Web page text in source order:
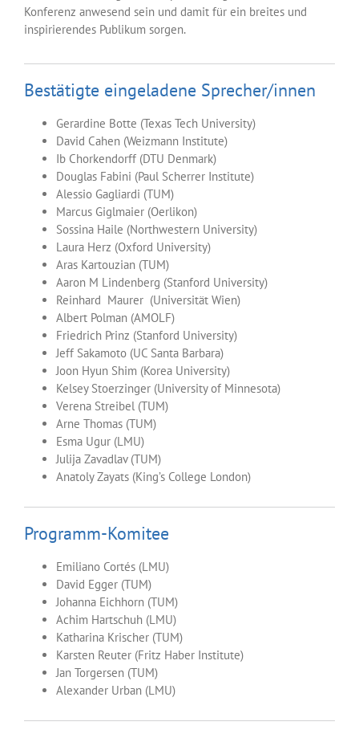
Konferenz anwesend sein und damit für ein breites und
inspirierendes Publikum sorgen.
Bestätigte eingeladene Sprecher/innen
Gerardine Botte (Texas Tech University)
David Cahen (Weizmann Institute)
Ib Chorkendorff (DTU Denmark)
Douglas Fabini (Paul Scherrer Institute)
Alessio Gagliardi (TUM)
Marcus Giglmaier (Oerlikon)
Sossina Haile (Northwestern University)
Laura Herz (Oxford University)
Aras Kartouzian (TUM)
Aaron M Lindenberg (Stanford University)
Reinhard Maurer (Universität Wien)
Albert Polman (AMOLF)
Friedrich Prinz (Stanford University)
Jeff Sakamoto (UC Santa Barbara)
Joon Hyun Shim (Korea University)
Kelsey Stoerzinger (University of Minnesota)
Verena Streibel (TUM)
Arne Thomas (TUM)
Esma Ugur (LMU)
Julija Zavadlav (TUM)
Anatoly Zayats (King’s College London)
Programm-Komitee
Emiliano Cortés (LMU)
David Egger (TUM)
Johanna Eichhorn (TUM)
Achim Hartschuh (LMU)
Katharina Krischer (TUM)
Karsten Reuter (Fritz Haber Institute)
Jan Torgersen (TUM)
Alexander Urban (LMU)